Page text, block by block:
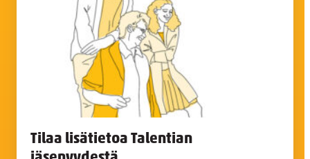
Tilaa lisätietoa Talentian